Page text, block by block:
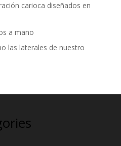
carioca diseñados en
a mano
las laterales de nuestro